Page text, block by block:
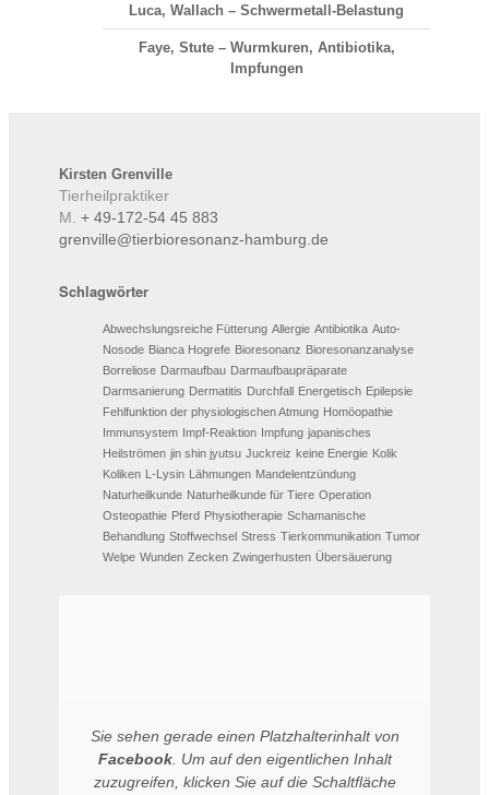
Luca, Wallach – Schwermetall-Belastung
Faye, Stute – Wurmkuren, Antibiotika,
Impfungen
Kirsten Grenville
Tierheilpraktiker
M. + 49-172-54 45 883
grenville@tierbioresonanz-hamburg.de
Schlagwörter
Abwechslungsreiche Fütterung Allergie Antibiotika Auto-
Nosode Bianca Hogrefe Bioresonanz Bioresonanzanalyse
Borreliose Darmaufbau Darmaufbaupräparate
Darmsanierung Dermatitis Durchfall Energetisch Epilepsie
Fehlfunktion der physiologischen Atmung Homöopathie
Immunsystem Impf-Reaktion Impfung japanisches
Heilströmen jin shin jyutsu Juckreiz keine Energie Kolik
Koliken L-Lysin Lähmungen Mandelentzündung
Naturheilkunde Naturheilkunde für Tiere Operation
Osteopathie Pferd Physiotherapie Schamanische
Behandlung Stoffwechsel Stress Tierkommunikation Tumor
Welpe Wunden Zecken Zwingerhusten Übersäuerung
Sie sehen gerade einen Platzhalterinhalt von
Facebook. Um auf den eigentlichen Inhalt
zuzugreifen, klicken Sie auf die Schaltfläche